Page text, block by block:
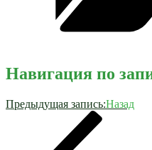
Навигация по
Предыдущая запись:Назад